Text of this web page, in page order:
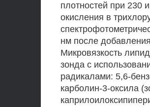
плотностей при 230
окисления в
нм после
Микровязкость
зонда с
радикалами: 5,6-
карболин-3-оксила